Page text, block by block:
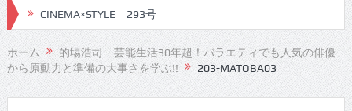
CINEMA×STYLE 293号
CINEMA×STYLE 292号
CINEMA×STYLE 291号
ホーム
的場浩司 芸能生活30年超！バラエティでも人気の俳優
から原動力と準備の大事さを学ぶ!!
203-MATOBA03